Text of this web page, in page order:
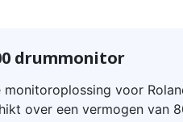
drummonitor
voor
over een vermogen van